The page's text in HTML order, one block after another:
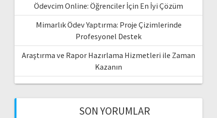
Ödevcim Online: Öğrenciler İçin En İyi Çözüm
Mimarlık Ödev Yaptırma: Proje Çizimlerinde
Profesyonel Destek
Araştırma ve Rapor Hazırlama Hizmetleri ile Zaman
Kazanın
SON YORUMLAR